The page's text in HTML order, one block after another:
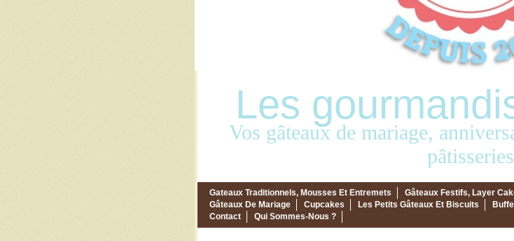
Les
Vos gâteaux de mariage,
pâtisseries
Menu
Skip to content
Gateaux Traditionnels, Mousses Et Entremets Gâteaux Festifs, Layer
Gâteaux De Mariage
Cupcakes Les Petits Gâteaux Et Biscuits
Contact
Qui Sommes-Nous ?